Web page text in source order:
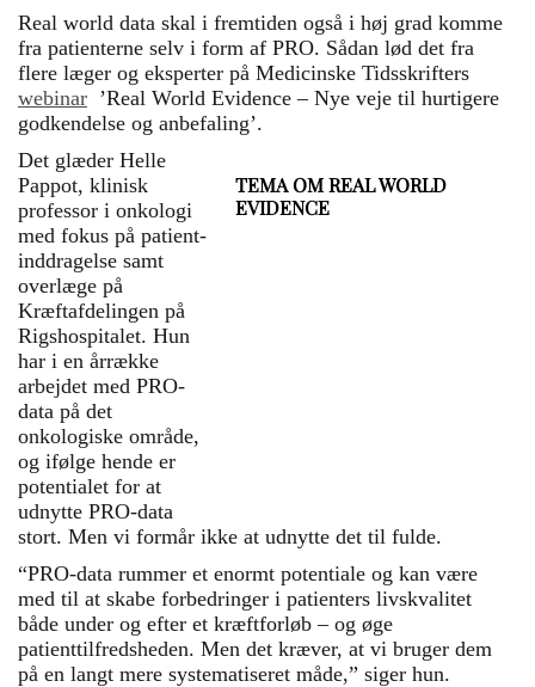
Real world data skal i fremtiden også i høj grad komme
fra patienterne selv i form af PRO. Sådan lød det fra
flere læger og eksperter på Medicinske Tidsskrifters
webinar ’Real World Evidence – Nye veje til hurtigere
godkendelse og anbefaling’.
TEMA OM REAL WORLD
EVIDENCE
Det glæder Helle
Pappot, klinisk
professor i onkologi
med fokus på patient­
inddragelse samt
overlæge på
Kræftafdelingen på
Rigshospitalet. Hun
har i en årrække
arbejdet med PRO-
data på det
onkologiske område,
og ifølge hende er
potentialet for at
udnytte PRO-data
stort. Men vi formår ikke at udnytte det til fulde.
“PRO-data rummer et enormt potentiale og kan være
med til at skabe forbedringer i patienters livskvalitet
både under og efter et kræftforløb – og øge
patienttilfredsheden. Men det kræver, at vi bruger dem
på en langt mere systematiseret måde,” siger hun.